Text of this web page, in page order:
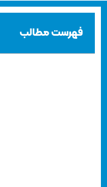
فهرست مطالب